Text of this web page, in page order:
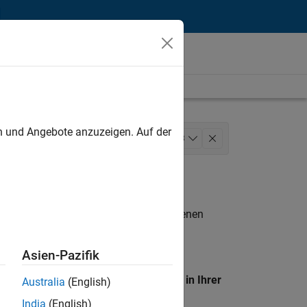
Marketing Communications 3
. Wenn Sie noch immer keine offenen
unseres
Standort, um alle Stellenangebote in Ihrer
Angebote anzuzeigen. Auf der
Asien-Pazifik
Australia (English)
India (English)